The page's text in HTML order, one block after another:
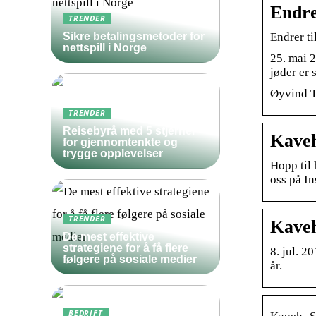
Endrer
25. mai
jøder er
Øyvind
Hopp til
oss på
8. jul.
år.
TRENDER
Sikre betalingsmetoder for
nettspill i Norge
TRENDER
Reisebyrå med 5 stjerner
for gjennomtenkte og
trygge opplevelser
TRENDER
De mest effektive
strategiene for å få flere
følgere på sosiale medier
BEDRIFT